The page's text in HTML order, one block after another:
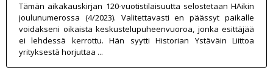
Tämän aikakauskirjan 120-vuotistilaisuutta selostetaan HAikin
joulunumerossa (4/2023). Valitettavasti en päässyt paikalle
voidakseni oikaista keskustelupuheenvuoroa, jonka esittäjää
ei lehdessä kerrottu. Hän syytti Historian Ystäväin Liittoa
yrityksestä horjuttaa ...